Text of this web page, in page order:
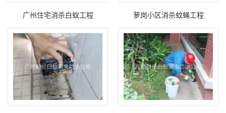
广州住宅消杀白蚁工程 萝岗小区消杀蚊蝇工程